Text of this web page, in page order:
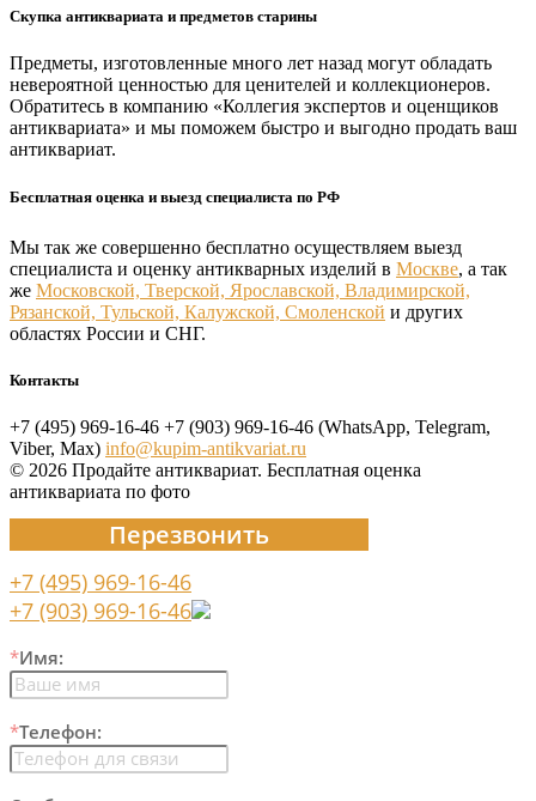
Скупка антиквариата и предметов старины
Предметы, изготовленные много лет назад могут обладать
невероятной ценностью для ценителей и коллекционеров.
Обратитесь в компанию «Коллегия экспертов и оценщиков
антиквариата» и мы поможем быстро и выгодно продать ваш
антиквариат.
Бесплатная оценка и выезд специалиста по РФ
Мы так же совершенно бесплатно осуществляем выезд
специалиста и оценку антикварных изделий в Москве, а так
же Московской, Тверской, Ярославской, Владимирской,
Рязанской, Тульской, Калужской, Смоленской и других
областях России и СНГ.
Контакты
+7 (495) 969-16-46 +7 (903) 969-16-46 (WhatsApp, Telegram,
Viber, Max) info@kupim-antikvariat.ru
© 2026 Продайте антиквариат. Бесплатная оценка
антиквариата по фото
Перезвонить
+7 (495) 969-16-46
+7 (903) 969-16-46
*Имя:
*Телефон: